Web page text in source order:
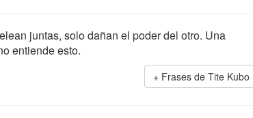
juntas, solo dañan el poder del otro. Una
entiende esto.
Frases de Tite Kubo